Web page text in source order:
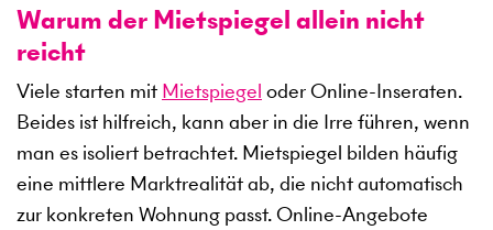
Warum der Mietspiegel allein nicht
reicht
Viele starten mit Mietspiegel oder Online-Inseraten.
Beides ist hilfreich, kann aber in die Irre führen, wenn
man es isoliert betrachtet. Mietspiegel bilden häufig
eine mittlere Marktrealität ab, die nicht automatisch
zur konkreten Wohnung passt. Online-Angebote